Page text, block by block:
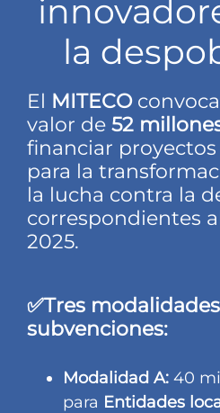
la
El MITECO
valor de 52
financiar
para la
la lucha contra la
correspondientes
2025.
✅Tres
subvenciones:
Modalidad A: 40
para Entidades